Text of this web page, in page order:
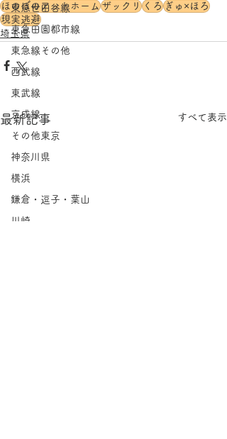
東急世田谷線
東急田園都市線
東急線その他
西武線
東武線
京成線
その他東京
神奈川県
横浜
鎌倉・逗子・葉山
川崎
ほのぼのアットホームザックリくろぎゅ×ほろ
現実逃避
埼玉県
最新記事 すべて表示